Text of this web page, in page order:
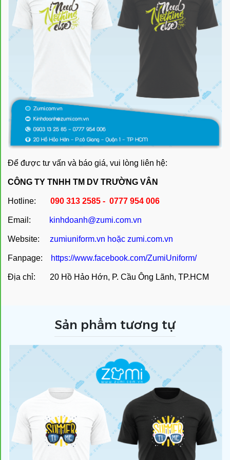
Để được tư vấn và báo giá, vui lòng liên hệ:
CÔNG TY TNHH TM DV TRƯỜNG VÂN
Hotline: 090 313 2585 - 0777 954 006
Email: kinhdoanh@zumi.com.vn
Website: zumiuniform.vn hoặc zumi.com.vn
Fanpage: https://www.facebook.com/ZumiUniform/
Địa chỉ: 20 Hồ Hảo Hớn, P. Cầu Ông Lãnh, TP.HCM
Sản phẩm tương tự